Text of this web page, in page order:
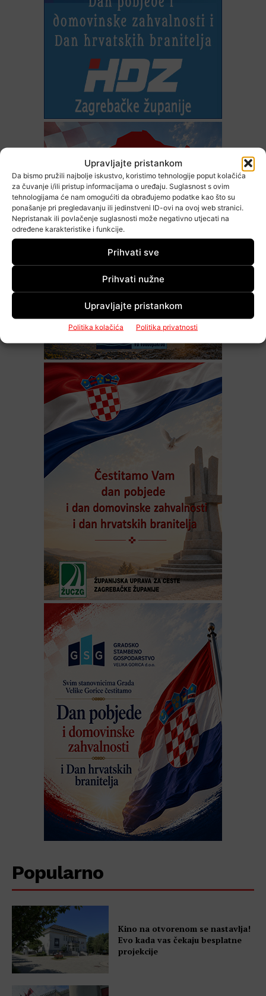
Upravljajte pristankom
Da bismo pružili najbolje iskustvo, koristimo tehnologije poput kolačića
za čuvanje i/ili pristup informacijama o uređaju. Suglasnost s ovim
tehnologijama će nam omogućiti da obrađujemo podatke kao što su
ponašanje pri pregledavanju ili jedinstveni ID-ovi na ovoj web stranici.
Nepristanak ili povlačenje suglasnosti može negativno utjecati na
određene karakteristike i funkcije.
Prihvati sve
Prihvati nužne
Upravljajte pristankom
Politika kolačića Politika privatnosti
Popularno
Kino na otvorenom se nastavlja!
Evo kada vas čekaju besplatne
projekcije